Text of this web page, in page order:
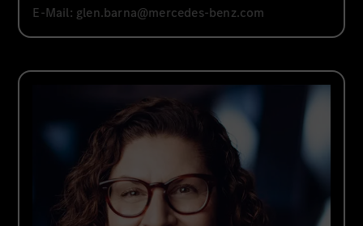
E-Mail: glen.barna@mercedes-benz.com